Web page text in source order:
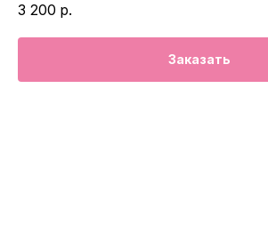
3 200 р.
Заказать